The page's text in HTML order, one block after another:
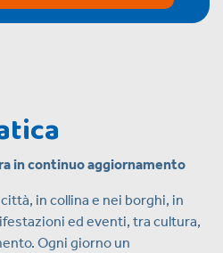
in continuo aggiornamento
in collina e nei borghi, in
ed eventi, tra cultura,
Ogni giorno un